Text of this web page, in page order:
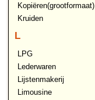
Kopiëren(grootformaat)
Kruiden
L
LPG
Lederwaren
Lijstenmakerij
Limousine